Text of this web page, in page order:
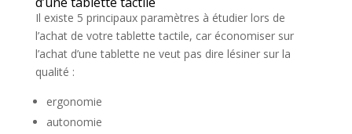
Il existe 5 principaux paramètres à étudier lors de
l’achat de votre tablette tactile, car économiser sur
l’achat d’une tablette ne veut pas dire lésiner sur la
qualité :
ergonomie
autonomie